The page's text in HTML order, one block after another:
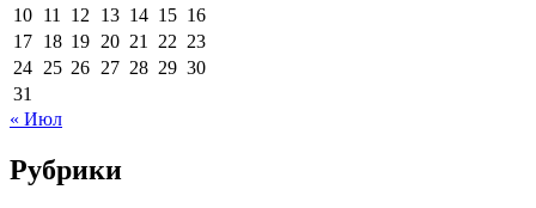
10 11 12 13 14 15 16
17 18 19 20 21 22 23
24 25 26 27 28 29 30
31
« Июл
Рубрики